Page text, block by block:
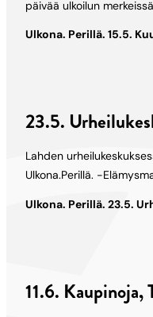
päivää ulkoilun merkeissä
Ulkona. Perillä. 15.5.
23.5.
Lahden
Ulkona.Perillä. -
Ulkona. Perillä. 23.5.
11.6. Kaupinoja,